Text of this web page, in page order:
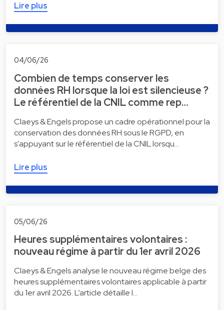
Lire plus
04/06/26
Combien de temps conserver les
données RH lorsque la loi est silencieuse ?
Le référentiel de la CNIL comme rep…
Claeys & Engels propose un cadre opérationnel pour la
conservation des données RH sous le RGPD, en
s'appuyant sur le référentiel de la CNIL lorsqu…
Lire plus
05/06/26
Heures supplémentaires volontaires :
nouveau régime à partir du 1er avril 2026
Claeys & Engels analyse le nouveau régime belge des
heures supplémentaires volontaires applicable à partir
du 1er avril 2026. L’article détaille l…